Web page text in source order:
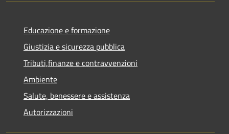
Educazione e formazione
Giustizia e sicurezza pubblica
Tributi,finanze e contravvenzioni
Ambiente
Salute, benessere e assistenza
Autorizzazioni